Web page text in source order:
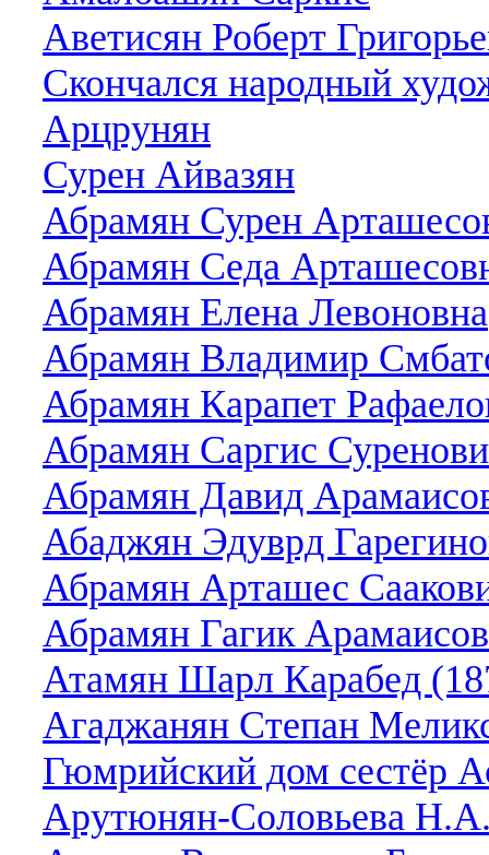
Аветисян Роберт
Скончался народный
Арцрунян
Сурен Айвазян
Абрамян Сурен
Абрамян Седа
Абрамян Елена Левоновна
Абрамян Владимир
Абрамян Карапет
Абрамян Саргис
Абрамян Давид
Абаджян Эдуврд
Абрамян Арташес
Абрамян Гагик
Атамян Шарл Карабед
Агаджанян Степан
Гюмрийский дом сестёр
Арутюнян-Соловьева